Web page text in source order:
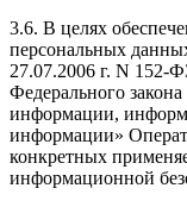
3.6. В целях
персональных
27.07.2006 г. N 152-
Федерального
информации,
информации»
конкретных
информационной